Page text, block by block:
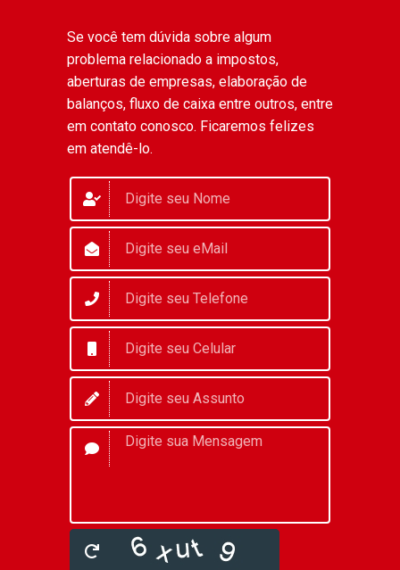
Se você tem dúvida sobre algum
problema relacionado a impostos,
aberturas de empresas, elaboração de
balanços, fluxo de caixa entre outros, entre
em contato conosco. Ficaremos felizes
em atendê-lo.